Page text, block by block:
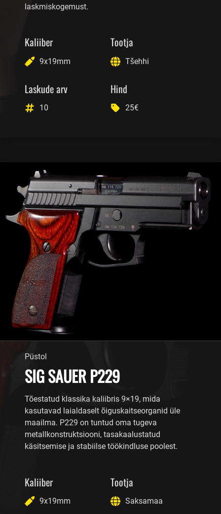
laskmiskogemust.
Kaliiber
9x19mm
Tootja
Tšehhi
Laskude arv
10
Hind
25€
Püstol
SIG SAUER P229
Tõestatud klassika kaliibris 9×19, mida
kasutavad laialdaselt õiguskaitseorganid üle
maailma. P229 on tuntud oma tugeva
metallkonstruktsiooni, tasakaalustatud
käsitsemise ja stabiilse töökindluse poolest.
Kaliiber
9x19mm
Tootja
Saksamaa